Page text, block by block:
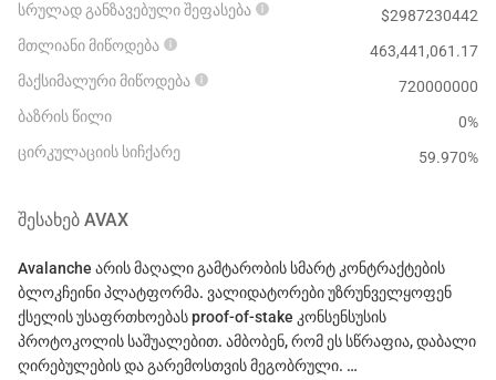
სრულად განზავებული შეფასება
$2987230442
მთლიანი მიწოდება
463,441,061.17
მაქსიმალური მიწოდება
720000000
ბაზრის წილი
0%
ცირკულაციის სიჩქარე
59.970%
ᲨᲔᲡᲐᲮᲔᲑ AVAX
Avalanche არის მაღალი გამტარობის სმარტ კონტრაქტების
ბლოკჩეინი პლატფორმა. ვალიდატორები უზრუნველყოფენ
ქსელის უსაფრთხოებას proof-of-stake კონსენსუსის
პროტოკოლის საშუალებით. ამბობენ, რომ ეს სწრაფია, დაბალი
ღირებულების და გარემოსთვის მეგობრული.